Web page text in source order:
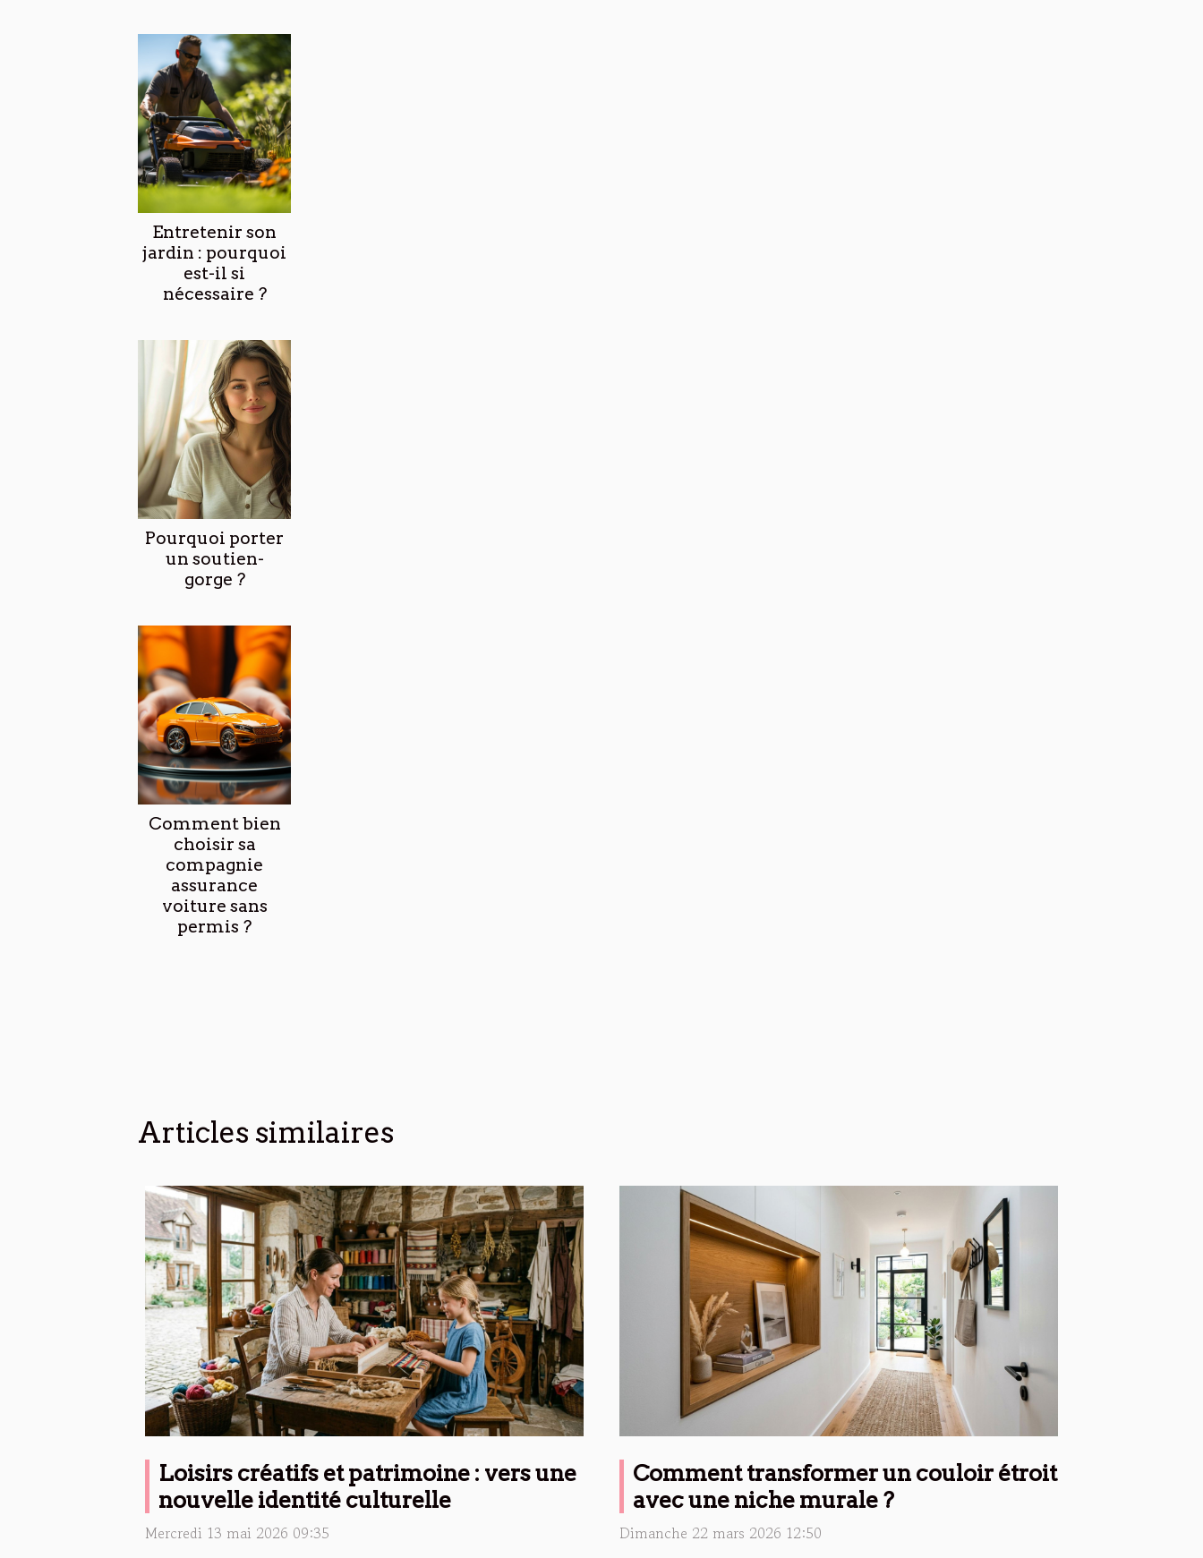
Entretenir son
jardin : pourquoi
est-il si
nécessaire ?
Pourquoi porter
un soutien-
gorge ?
Comment bien
choisir sa
compagnie
assurance
voiture sans
permis ?
Articles similaires
Loisirs créatifs et patrimoine : vers une
nouvelle identité culturelle
Mercredi 13 mai 2026 09:35
Comment transformer un couloir étroit
avec une niche murale ?
Dimanche 22 mars 2026 12:50